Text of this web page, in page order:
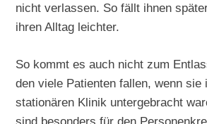
nicht verlassen. So fällt ihnen
ihren Alltag leichter.
So kommt es auch nicht zum
den viele Patienten fallen, wenn sie
stationären Klinik untergebracht